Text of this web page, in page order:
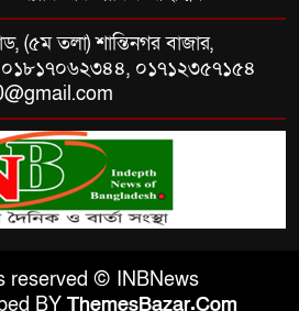
তলা) শান্তিনগর বাজার,
০১৭১২৩৫৭১৫৪
reserved © INBNews
BY ThemesBazar.Com